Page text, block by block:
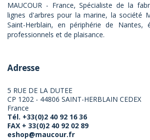
MAUCOUR - France, Spécialiste de la
lignes d'arbres pour la marine, la société
Saint-Herblain, en périphérie de Nantes,
professionnels et de plaisance.
Adresse
5 RUE DE LA DUTEE
CP 1202 - 44806 SAINT-HERBLAIN CEDEX
France
Tél. +33(0)2 40 92 16 36
FAX + 33(0)2 40 92 02 89
eshop@maucour.fr